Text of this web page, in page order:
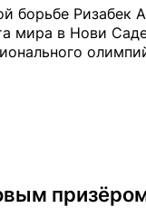
борьбе Ризабек
мира в Нови